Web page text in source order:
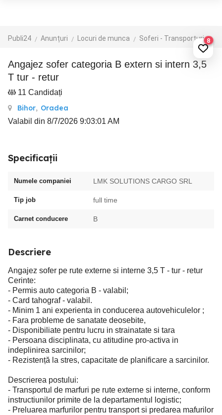
Publi24 Anunțuri Locuri de munca Soferi - Transporturi 8
Angajez sofer categoria B extern si intern 3,5
T tur - retur
11 Candidați
Bihor, Oradea
Valabil din 8/7/2026 9:03:01 AM
Specificații
Numele companiei LMK SOLUTIONS CARGO SRL
Tip job full time
Carnet conducere B
Descriere
Angajez sofer pe rute externe si interne 3,5 T - tur - retur
Cerinte:
- Permis auto categoria B - valabil;
- Card tahograf - valabil.
- Minim 1 ani experienta in conducerea autovehiculelor ;
- Fara probleme de sanatate deosebite,
- Disponibiliate pentru lucru in strainatate si tara
- Persoana disciplinata, cu atitudine pro-activa in
indeplinirea sarcinilor;
- Rezistență la stres, capacitate de planificare a sarcinilor.
Descrierea postului:
- Transportul de marfuri pe rute externe si interne, conform
instructiunilor primite de la departamentul logistic;
- Preluarea marfurilor pentru transport si predarea mafurilor